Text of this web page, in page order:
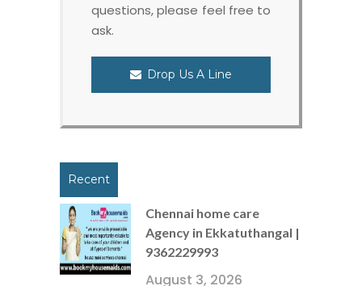
questions, please feel free to
ask.
Drop Us A Line
Recent
Chennai home care
Agency in Ekkatuthangal |
9362229993
August 3, 2026